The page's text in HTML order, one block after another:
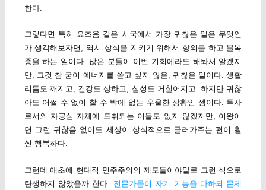
한다.
그렇다면 특히 요즈음 같은 시국에서 가장 귀찮은 일은 무엇인
가 생각해보자면, 역시 상식을 지키기 위해서 항의를 하고 불복
종을 하는 일이다. 많은 분들이 이번 기회에라도 해봐서 알겠지
만, 그것 참 굳이 에너지를 쏟고 싶지 않은, 귀찮은 일이다. 생활
리듬도 깨지고, 건강도 상하고, 심성도 거칠어지고. 하지만 귀찮
아도 어쩔 수 없이 할 수 밖에 없는 우울한 상황인 셈이다. 투사
로서의 자긍심 자체에 도취되는 이들도 없지 않겠지만, 이왕이
면 그런 귀찮음 없이도 세상이 상식적으로 굴러가주는 편이 훨
씬 행복하다.
그런데 애초에 현대적 민주주의의 제도들이야말로 그런 식으로
탄생하지 않았을까 한다. 전문가들이 자기 기능을 다하되 문제